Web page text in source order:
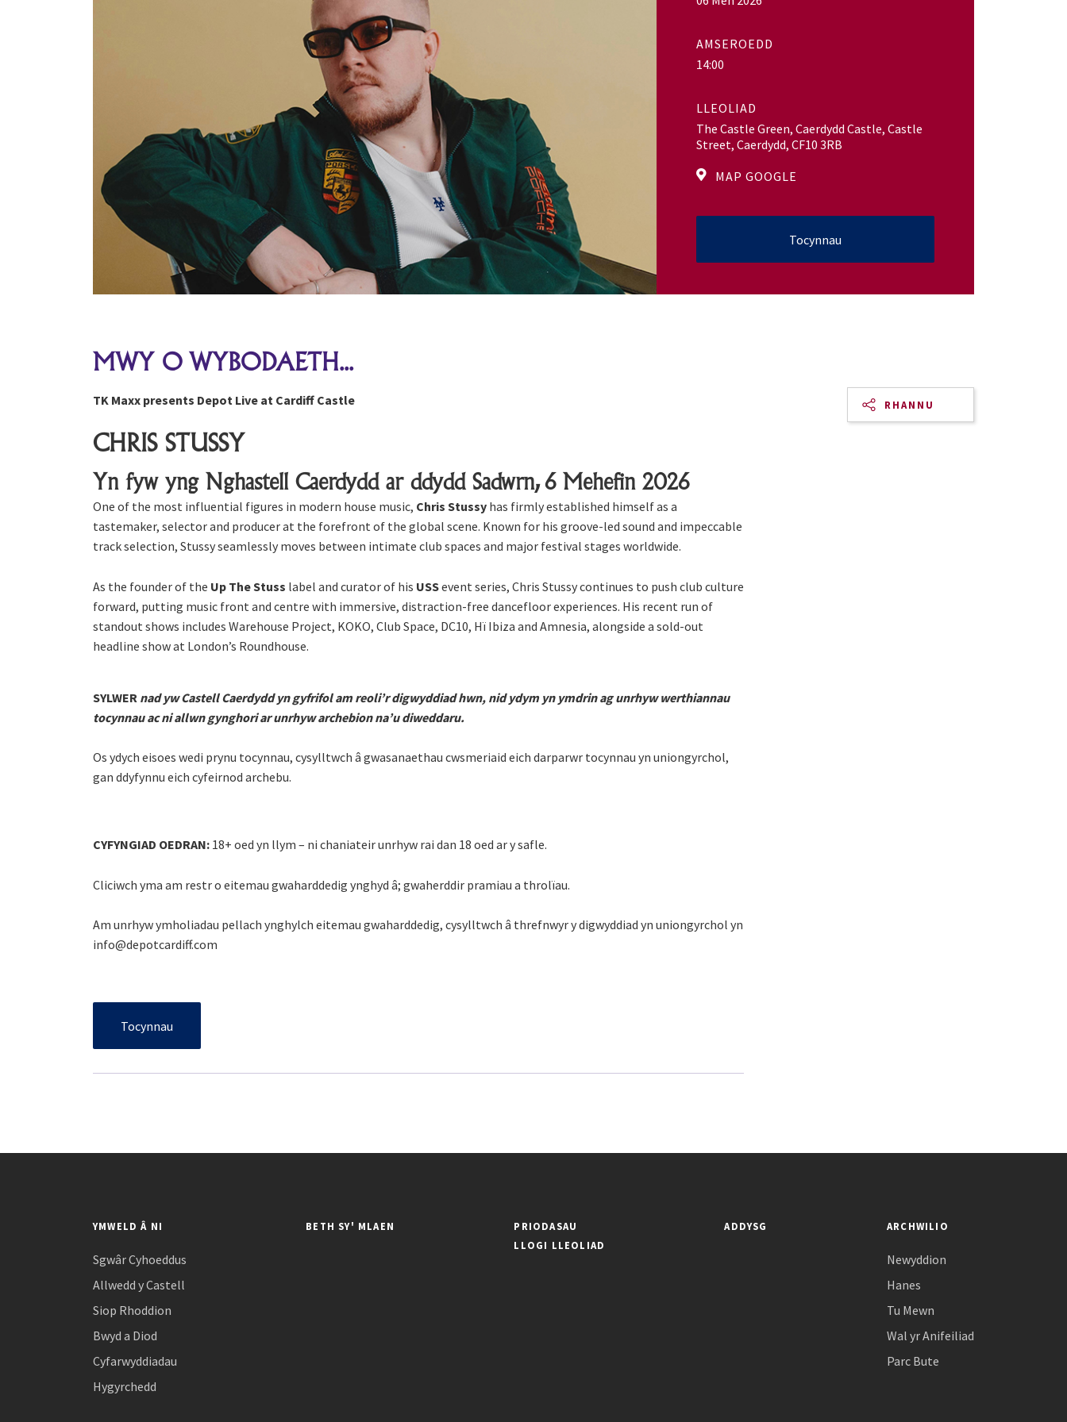
AMSEROEDD
14:00
LLEOLIAD
The Castle Green, Caerdydd Castle, Castle
Street, Caerdydd, CF10 3RB
MAP GOOGLE
Tocynnau
MWY O WYBODAETH...
TK Maxx presents Depot Live at Cardiff Castle
CHRIS STUSSY
Yn fyw yng Nghastell Caerdydd ar ddydd Sadwrn, 6 Mehefin 2026
One of the most influential figures in modern house music, Chris Stussy has firmly established himself as a
tastemaker, selector and producer at the forefront of the global scene. Known for his groove-led sound and impeccable
track selection, Stussy seamlessly moves between intimate club spaces and major festival stages worldwide.
As the founder of the Up The Stuss label and curator of his USSevent series, Chris Stussy continues to push club culture
forward, putting music front and centre with immersive, distraction-free dancefloor experiences. His recent run of
standout shows includes Warehouse Project, KOKO, Club Space, DC10, Hï Ibiza and Amnesia, alongside a sold-out
headline show at London’s Roundhouse.
SYLWER nad yw Castell Caerdydd yn gyfrifol am reoli’r digwyddiad hwn, nid ydym yn ymdrin ag unrhyw werthiannau
tocynnau ac ni allwn gynghori ar unrhyw archebion na’u diweddaru.
Os ydych eisoes wedi prynu tocynnau, cysylltwch â gwasanaethau cwsmeriaid eich darparwr tocynnau yn uniongyrchol,
gan ddyfynnu eich cyfeirnod archebu.
CYFYNGIAD OEDRAN: 18+ oed yn llym – ni chaniateir unrhyw rai dan 18 oed ar y safle.
Cliciwch yma am restr o eitemau gwaharddedig ynghyd â; gwaherddir pramiau a throlïau.
Am unrhyw ymholiadau pellach ynghylch eitemau gwaharddedig, cysylltwch â threfnwyr y digwyddiad yn uniongyrchol yn
info@depotcardiff.com
Tocynnau
RHANNU
YMWELD Â NI
Sgwâr Cyhoeddus
Allwedd y Castell
Siop Rhoddion
Bwyd a Diod
Cyfarwyddiadau
Hygyrchedd
BETH SY' MLAEN
PRIODASAU
LLOGI LLEOLIAD
ADDYSG ARCHWILIO
Newyddion
Hanes
Tu Mewn
Wal yr Anifeiliad
Parc Bute